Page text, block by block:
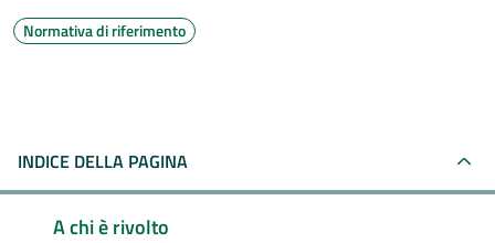
Normativa di riferimento
INDICE DELLA PAGINA
A chi è rivolto